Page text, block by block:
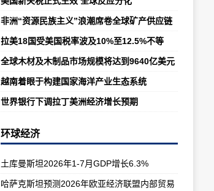
非洲“资源民族主义”浪潮席卷全球矿产供应链
拉美18国受美国税率波及10%至12.5%不等
全球木材及木制品市场规模将达到9640亿美元
越南着眼于构建国家海洋产业生态系统
世界银行下调拉丁美洲经济增长预期
环球经济
土库曼斯坦2026年1-7月GDP增长6.3%
哈萨克斯坦预测2026年欧亚经济联盟内部贸易